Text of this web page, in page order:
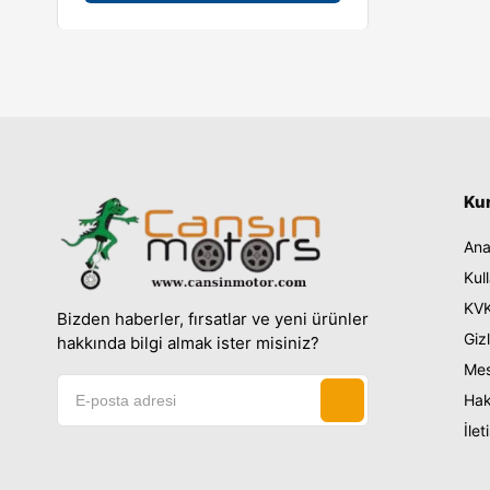
Bizden haberler, fırsatlar ve yeni ürünler
hakkında bilgi almak ister misiniz?